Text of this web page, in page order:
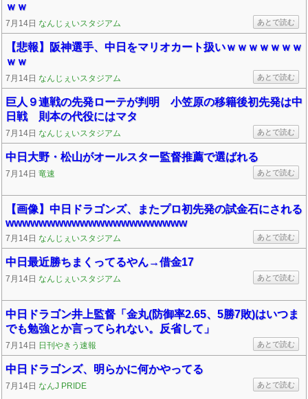
ｗｗ
7月14日 なんじぇいスタジアム あとで読む
【悲報】阪神選手、中日をマリオカート扱いｗｗｗｗｗｗｗ
ｗｗ
7月14日 なんじぇいスタジアム あとで読む
巨人９連戦の先発ローテが判明 小笠原の移籍後初先発は中
日戦 則本の代役にはマタ
7月14日 なんじぇいスタジアム あとで読む
中日大野・松山がオールスター監督推薦で選ばれる
7月14日 竜速 あとで読む
【画像】中日ドラゴンズ、またプロ初先発の試金石にされる
wwwwwwwwwwwwwwwwwwwwww
7月14日 なんじぇいスタジアム あとで読む
中日最近勝ちまくってるやん→借金17
7月14日 なんじぇいスタジアム あとで読む
中日ドラゴン井上監督「金丸(防御率2.65、5勝7敗)はいつま
でも勉強とか言ってられない。反省して」
7月14日 日刊やきう速報 あとで読む
中日ドラゴンズ、明らかに何かやってる
7月14日 なんJ PRIDE あとで読む